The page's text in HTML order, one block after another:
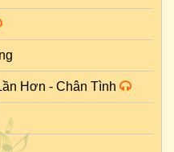
Hơn - Chân Tình